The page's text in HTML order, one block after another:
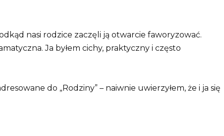
nasi rodzice zaczęli ją otwarcie faworyzować.
Ja byłem cichy, praktyczny i często
do „Rodziny” – naiwnie uwierzyłem, że i ja się